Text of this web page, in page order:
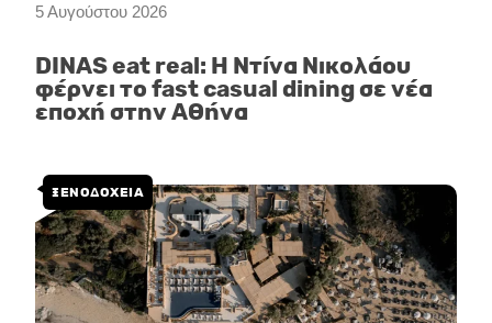
5 Αυγούστου 2026
DINAS eat real: Η Ντίνα Νικολάου
φέρνει το fast casual dining σε νέα
εποχή στην Αθήνα
ΞΕΝΟΔΟΧΕΙΑ